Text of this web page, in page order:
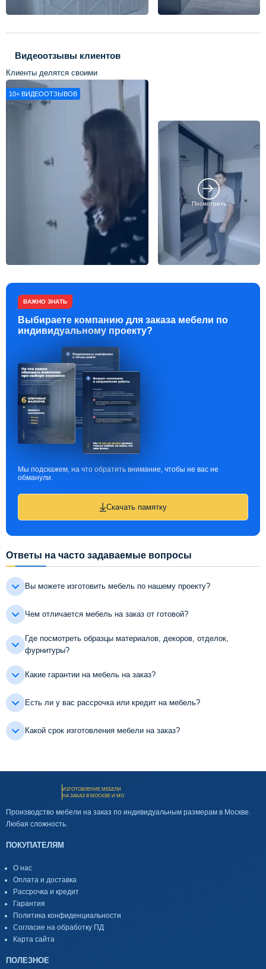
Видеоотзывы клиентов
Клиенты делятся своими
впечатлениями о нашей работе
10+ ВИДЕООТЗЫВОВ
Посмотреть
ВАЖНО ЗНАТЬ
Выбираете компанию для заказа мебели по
индивидуальному проекту?
Мы подскажем, на что обратить внимание, чтобы не вас не
обманули.
Скачать памятку
Ответы на часто задаваемые вопросы
Вы можете изготовить мебель по нашему проекту?
Чем отличается мебель на заказ от готовой?
Где посмотреть образцы материалов, декоров, отделок,
фурнитуры?
Какие гарантии на мебель на заказ?
Есть ли у вас рассрочка или кредит на мебель?
Какой срок изготовления мебели на заказ?
ИЗГОТОВЛЕНИЕ МЕБЕЛИ
НА ЗАКАЗ В МОСКВЕ И МО
Производство мебели на заказ по индивидуальным размерам в Москве.
Любая сложность.
ПОКУПАТЕЛЯМ
О нас
Оплата и доставка
Рассрочка и кредит
Гарантия
Политика конфиденциальности
Согласие на обработку ПД
Карта сайта
ПОЛЕЗНОЕ